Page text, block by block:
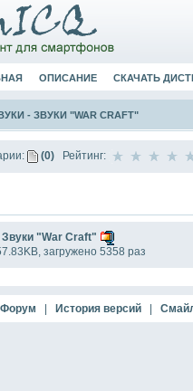
ОПИСАНИЕ СКАЧАТЬ
- ЗВУКИ "WAR CRAFT"
(0) Рейтинг:
"War Craft"
загружено 5358 раз
Форум История версий